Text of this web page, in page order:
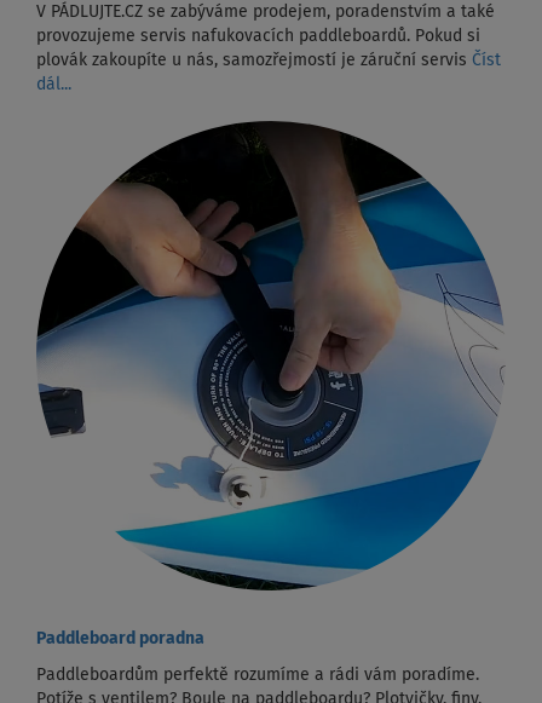
V PÁDLUJTE.CZ se zabýváme prodejem, poradenstvím a také
provozujeme servis nafukovacích paddleboardů. Pokud si
plovák zakoupíte u nás, samozřejmostí je záruční servis Číst
dál...
Paddleboard poradna
Paddleboardům perfektě rozumíme a rádi vám poradíme.
Potíže s ventilem? Boule na paddleboardu? Plotvičky, finy,